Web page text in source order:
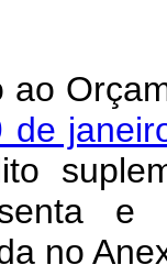
ao
de
no